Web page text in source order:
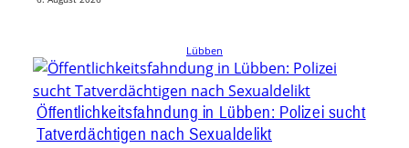
Lübben
Öffentlichkeitsfahndung in Lübben: Polizei sucht
Tatverdächtigen nach Sexualdelikt